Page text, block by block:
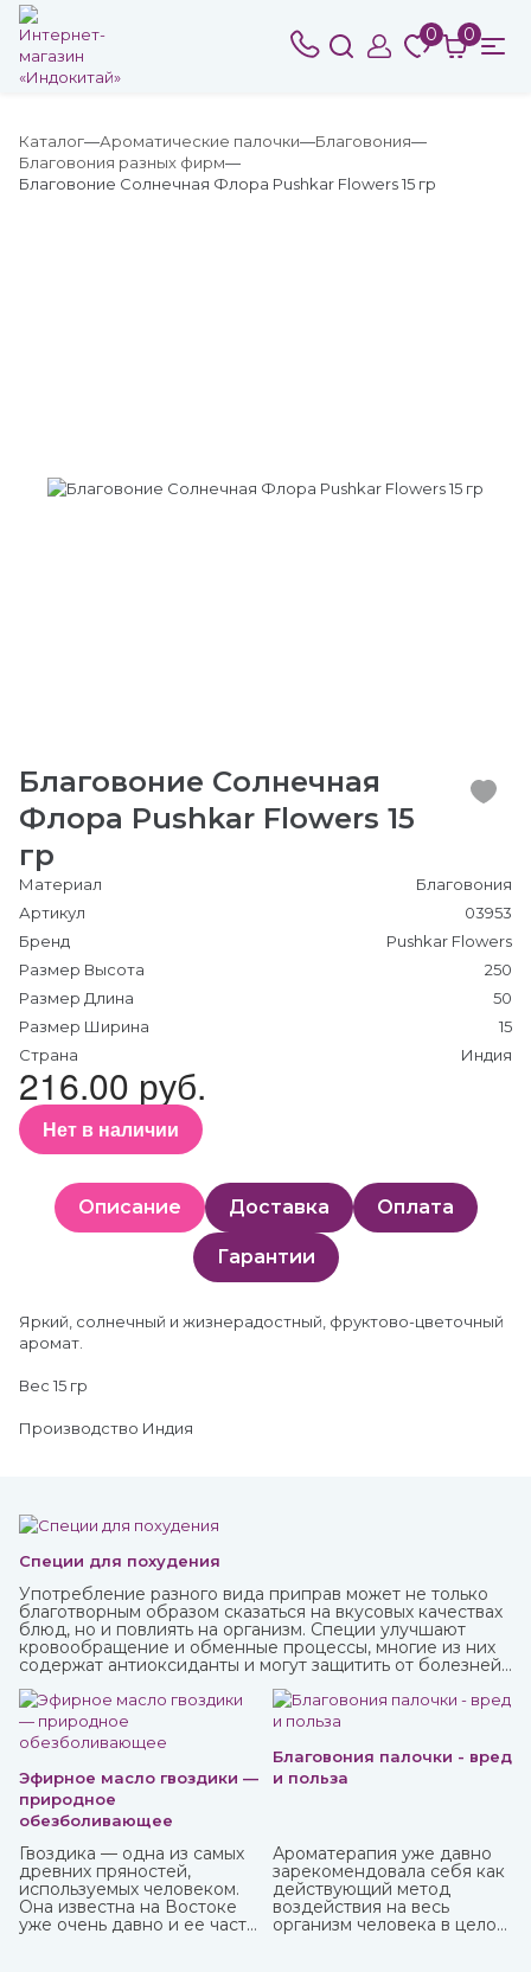
0 0
Каталог Ароматические палочки
Благовония
Благовония разных фирм
Благовоние Солнечная Флора Pushkar Flowers 15 гр
Благовоние Солнечная
Флора Pushkar Flowers 15
гр
Материал
Благовония
Артикул
03953
Бренд
Pushkar Flowers
Размер Высота
250
Размер Длина
50
Размер Ширина
15
Страна
Индия
216.00 руб.
Нет в наличии
Описание Доставка Оплата
Гарантии
Яркий, солнечный и жизнерадостный, фруктово-цветочный
аромат.
Вес 15 гр
Производство Индия
Специи для похудения
Употребление разного вида приправ может не только
благотворным образом сказаться на вкусовых качествах
блюд, но и повлиять на организм. Специи улучшают
кровообращение и обменные процессы, многие из них
содержат антиоксиданты и могут защитить от болезней,
чисто восточные, вы можете купить в интернет-магазине
ИндоКитай.
Эфирное масло гвоздики —
природное
обезболивающее
Гвоздика — одна из самых
древних пряностей,
используемых человеком.
Она известна на Востоке
уже очень давно и ее часто
Благовония палочки - вред
и польза
Ароматерапия уже давно
зарекомендовала себя как
действующий метод
воздействия на весь
организм человека в целом: